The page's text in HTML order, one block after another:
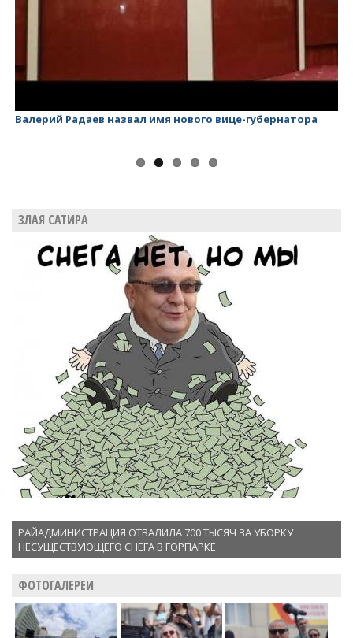
Валерий Радаев назвал имя нового вице-губернатора
ЗЛАЯ САТИРА
РАЙАДМИНИСТРАЦИЯ ОТВАЛИЛА 700 ТЫСЯЧ ЗА УБОРКУ
НЕСУЩЕСТВУЮЩЕГО СНЕГА В ГОРПАРКЕ
ФОТОГАЛЕРЕИ